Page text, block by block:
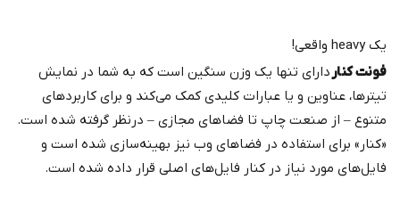
یک heavy واقعی!
فونت کنار دارای تنها یک وزن سنگین است که به شما در نمایش
تیترها، عناوین و یا عبارات کلیدی کمک می‌کند و برای کاربردهای
متنوع – از صنعت چاپ تا فضاهای مجازی – درنظر گرفته شده است.
«کنار» برای استفاده در فضاهای وب نیز بهینه‌سازی شده است و
فایل‌های مورد نیاز در کنار فایل‌های اصلی قرار داده شده است.